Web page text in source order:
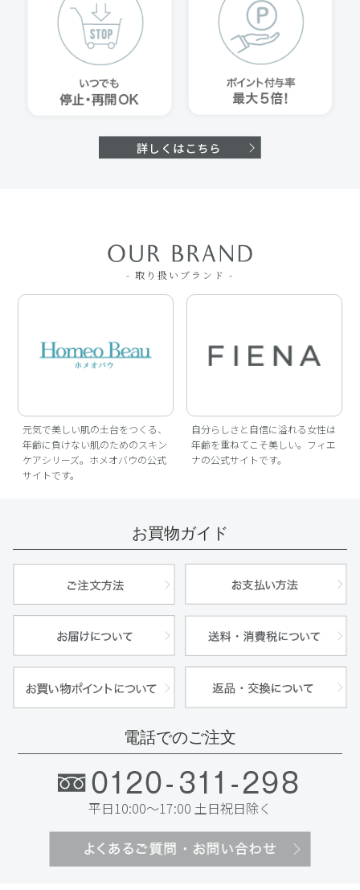
- 取り扱いブランド -
元気で美しい肌の土台をつくる、
年齢に負けない肌のためのスキン
ケアシリーズ。ホメオバウの公式
サイトです。
自分らしさと自信に溢れる女性は
年齢を重ねてこそ美しい。フィエ
ナの公式サイトです。
電話でのご注文
平日10:00～17:00 土日祝日除く
お買物ガイド